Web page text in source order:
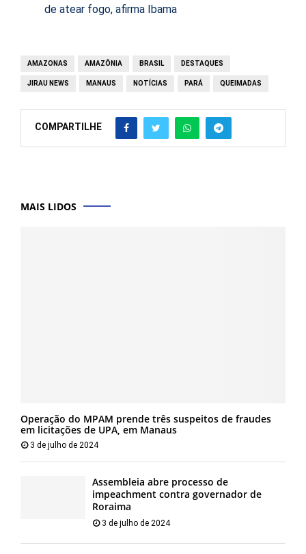
de atear fogo, afirma Ibama
AMAZONAS AMAZÔNIA BRASIL DESTAQUES
JIRAU NEWS MANAUS NOTÍCIAS PARÁ QUEIMADAS
COMPARTILHE
MAIS LIDOS
Operação do MPAM prende três suspeitos de fraudes
em licitações de UPA, em Manaus
3 de julho de 2024
Assembleia abre processo de
impeachment contra governador de
Roraima
3 de julho de 2024